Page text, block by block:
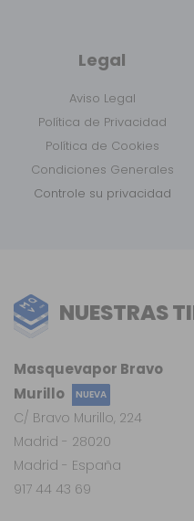
Legal
Aviso Legal
Política de Privacidad
Política de Cookies
Condiciones Generales
Controle su privacidad
NUESTRAS
Masquevapor Bravo
Murillo
NUEVA
C/ Bravo Murillo, 224
Madrid - 28020
Madrid - España
917 44 43 69